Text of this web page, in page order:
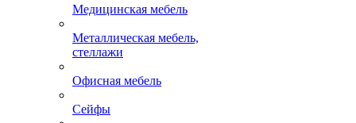
Медицинская мебель
Металлическая мебель,
стеллажи
Офисная мебель
Сейфы